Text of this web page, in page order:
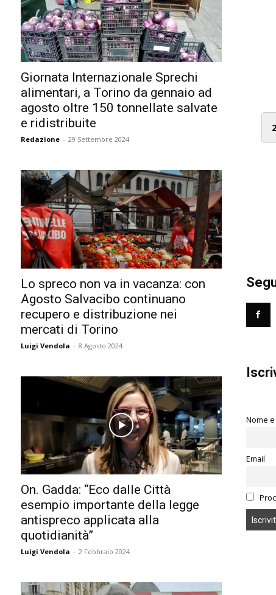
Giornata Internazionale Sprechi
alimentari, a Torino da gennaio ad
agosto oltre 150 tonnellate salvate
e ridistribuite
Redazione - 29 Settembre 2024
Lo spreco non va in vacanza: con
Agosto Salvacibo continuano
recupero e distribuzione nei
mercati di Torino
Luigi Vendola - 8 Agosto 2024
On. Gadda: “Eco dalle Città
esempio importante della legge
antispreco applicata alla
quotidianità”
Luigi Vendola - 2 Febbraio 2024
Nome
Email